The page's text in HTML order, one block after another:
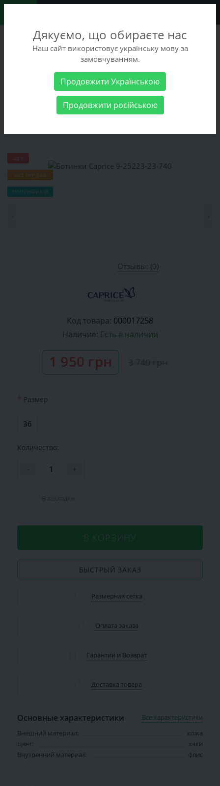
+38 (068) 486-90-09
+38 (093) 486-90-09
Женские товары Женская обувь Ботинки
Caprice 9-25223-23-740
ХИТ ПРОДАЖ
ПОПУЛЯРНЫЙ
Отзывы: (0)
Код товара: 000017258
Наличие: Есть в наличии
1 950 грн
* Размер
36
Количество:
- +
В КОРЗИНУ
БЫСТРЫЙ ЗАКАЗ
Размерная сетка
Оплата заказа
Гарантии и Возврат
Доставка товара
Основные характеристики
Все характеристики
Внешний материал:
кожа
Цвет:
хаки
Внутренний материал:
флис
Дякуємо, що обираєте нас
Наш сайт використовує українську мову за
замовчуванням.
Продовжити Українською
Продовжити російською